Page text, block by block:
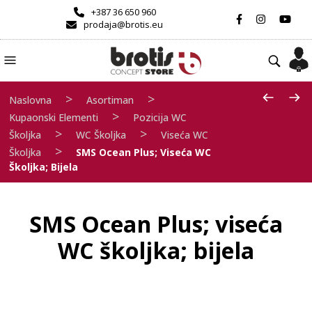
+387 36 650 960
prodaja@brotis.eu
Naslovna > Asortiman >
Kupaonski Elementi >
Pozicija WC
Školjka
> WC Školjka >
Viseća WC
Školjka
>
SMS Ocean Plus; Viseća WC
Školjka; Bijela
SMS Ocean Plus; viseća
WC školjka; bijela